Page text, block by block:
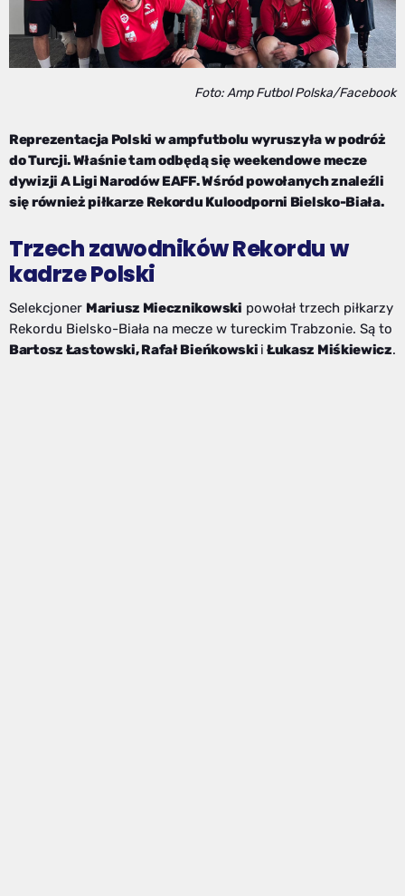
Foto: Amp Futbol Polska/Facebook
Reprezentacja Polski w ampfutbolu wyruszyła w podróż
do Turcji. Właśnie tam odbędą się weekendowe mecze
dywizji A Ligi Narodów EAFF. Wśród powołanych znaleźli
się również piłkarze Rekordu Kuloodporni Bielsko-Biała.
Trzech zawodników Rekordu w
kadrze Polski
Selekcjoner Mariusz Miecznikowski powołał trzech piłkarzy
Rekordu Bielsko-Biała na mecze w tureckim Trabzonie. Są to
Bartosz Łastowski, Rafał Bieńkowski i Łukasz Miśkiewicz.